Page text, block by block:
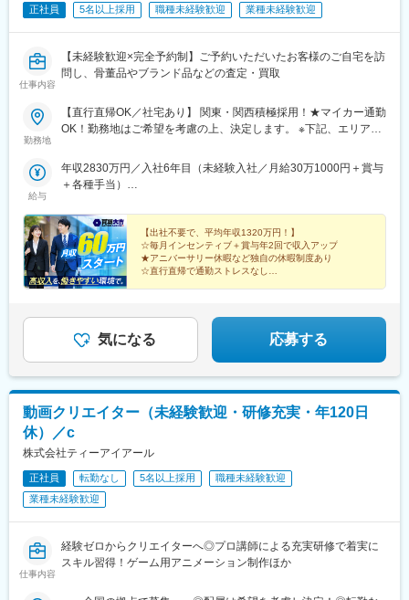
ます。
■就業環境：
ご事情により短時間の中抜けや、お子様のお世話がひと段落して
から業務を再開する等、柔軟な働き方が可能になっています。
オフィス出社日は、研修や定例ミーティングを通した情報交換
や、担当パートナーとの対面による関係構築の場になっていま
■魅力：
・さまざまな理由で社会復帰を諦めていた方も、在宅勤務という
働き方により、今の場所のまま家庭と仕事を両立し、築きあげて
きたキャリアを生かしていただくことが可能です。
っかりその日の業務を引き継いでくれる万全のバックアップ体制
があります。
・同僚に感謝の声を届けるピアボーナスシステム「ARIGATO Now
張りへの評価をもらいながら、モチベーションの維持・向上が可
能です。
正社員 5名以上採用 職種未経験歓迎 業種未経験歓迎
仕事内容
【未経験歓迎×完全予約制】ご予約いただいたお客様のご自宅を訪
問し、骨董品やブランド品などの査定・買取
勤務地
【直行直帰OK／社宅あり】 関東・関西積極採用！★マイカー通勤
OK！勤務地はご希望を考慮の上、決定します。 ※下記、エリアに
宅をご用意します（全額会社負担） ■北海道エリア北海道札幌市■
東北エリア福島県福島市■関東エリア東京都、神奈川県、埼玉県、
大阪府兵庫県■中四国エリア広島県広島市岡山県岡山市■九州エリ
ア福岡県熊本県熊本市 ※適性に応じて直営店舗で経験を積んでい
ただく場合もあります。 ※マイカー通勤OK（地域により規定あ
り。詳細はお問合せください） ※希望者には、1～2泊程度の出張
をお願いすることもあります。 旅行気分を感じながら出張を楽し
んでいる社員も♪ ご家庭の事情などで難しい方にはお任せしませ
給与
年収2830万円／入社6年目（未経験入社／月給30万1000円＋賞与
＋各種手当）
＋各種手当）
【出社不要で、平均年収1320万円！】
☆毎月インセンティブ＋賞与年2回で収入アップ
★アニバーサリー休暇など独自の休暇制度あり
☆直行直帰で通勤ストレスなし
気になる 応募する
動画クリエイター（未経験歓迎・研修充実・年120日
休）／c
株式会社ティーアイアール
正社員 転勤なし 5名以上採用
職種未経験歓迎
業種未経験歓迎
仕事内容
経験ゼロからクリエイターへ◎プロ講師による充実研修で着実に
スキル習得！ゲーム用アニメーション制作ほか